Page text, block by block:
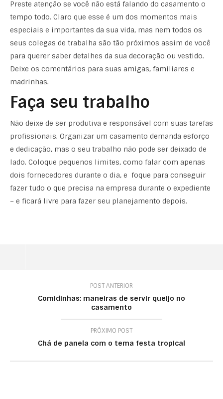
Preste atenção se você não está falando do casamento o
tempo todo. Claro que esse é um dos momentos mais
especiais e importantes da sua vida, mas nem todos os
seus colegas de trabalha são tão próximos assim de você
para querer saber detalhes da sua decoração ou vestido.
Deixe os comentários para suas amigas, familiares e
madrinhas.
Faça seu trabalho
Não deixe de ser produtiva e responsável com suas tarefas
profissionais. Organizar um casamento demanda esforço
e dedicação, mas o seu trabalho não pode ser deixado de
lado. Coloque pequenos limites, como falar com apenas
dois fornecedores durante o dia, e foque para conseguir
fazer tudo o que precisa na empresa durante o expediente
– e ficará livre para fazer seu planejamento depois.
POST ANTERIOR
Comidinhas: maneiras de servir queijo no
casamento
PRÓXIMO POST
Chá de panela com o tema festa tropical